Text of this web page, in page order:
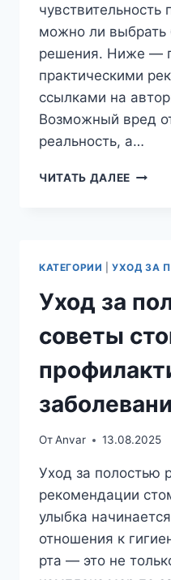
чувствительность
можно ли
решения. Ниже —
практическими
ссылками на
Возможный вред
реальность, а…
ЧИТАТЬ ДАЛЕЕ ВРЕД
И
КАТЕГОРИИ |УХОД ЗА
Уход за
советы
ОтAnvar 13.08.2025
Уход за полостью
рекомендации
улыбка
отношения к
рта — это не